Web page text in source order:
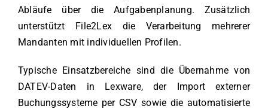
Abläufe über die Aufgabenplanung. Zusätzlich
unterstützt File2Lex die Verarbeitung mehrerer
Mandanten mit individuellen Profilen.
Typische Einsatzbereiche sind die Übernahme von
DATEV-Daten in Lexware, der Import externer
Buchungssysteme per CSV sowie die automatisierte